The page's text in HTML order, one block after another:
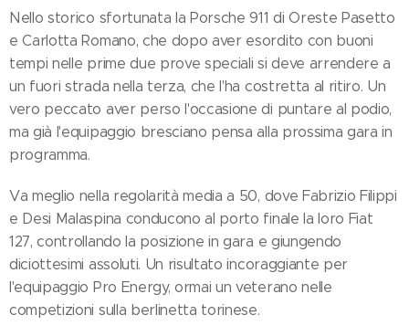
Nello storico sfortunata la Porsche 911 di Oreste Pasetto
e Carlotta Romano, che dopo aver esordito con buoni
tempi nelle prime due prove speciali si deve arrendere a
un fuori strada nella terza, che l'ha costretta al ritiro. Un
vero peccato aver perso l'occasione di puntare al podio,
ma già l'equipaggio bresciano pensa alla prossima gara in
programma.
Va meglio nella regolarità media a 50, dove Fabrizio Filippi
e Desi Malaspina conducono al porto finale la loro Fiat
127, controllando la posizione in gara e giungendo
diciottesimi assoluti. Un risultato incoraggiante per
l'equipaggio Pro Energy, ormai un veterano nelle
competizioni sulla berlinetta torinese.